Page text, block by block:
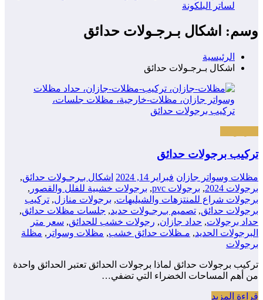
لساتر البلكونة
وسم: اشكال بـرجـولات حدائق
الرئيسية
اشكال بـرجـولات حدائق
تركيب برجولات حدائق
مظلات وسواتر جازان فبراير 14, 2024 اشكال بـرجـولات حدائق,
برجولات 2024
, برجولات pvc , برجولات خشبية للفلل والقصور ,
برجولات شراع للمنتزهات والشيليهات, برجولات منازل, تركيب
برجولات حدائق, تصميم بـرجـولات حديد, جلسات مظلات حدائق,
حداد برجولات, حداد جازان, رجولات خشب للحدائق, سعر متر
البرجولات الحديد, مـظلات حدائق خشب, مظلات وسواتر , مظلة
برجولات
تركيب برجولات حدائق لماذا برجولات الحدائق تعتبر الحدائق واحدة
من أهم المساحات الخضراء التي تضفي…
قراءة المزيد